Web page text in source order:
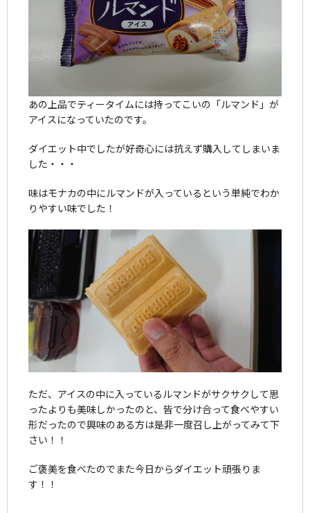
あの上品でティータイムには持ってこいの「ルマンド」が
アイスになっていたのです。
ダイエット中でしたが好奇心には抗えず購入してしまいま
した・・・
味はモナカの中にルマンドが入っているという単純でわか
りやすい味でした！
ただ、アイスの中に入っているルマンドがサクサクして思
ったよりも美味しかったのと、皆で分け合って食べやすい
形だったので興味のある方は是非一度召し上がってみて下
さい！！
ご褒美を食べたのでまた今日からダイエット頑張りま
す！！